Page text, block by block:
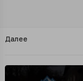
Далее